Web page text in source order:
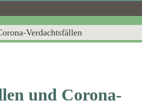
Verdachtsfällen
und Corona-